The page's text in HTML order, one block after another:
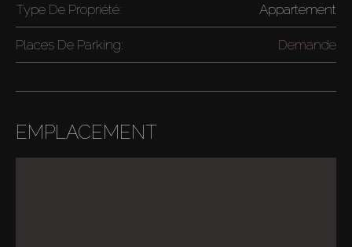
Type De Propriété: Appartement
Places De Parking: Demande
EMPLACEMENT